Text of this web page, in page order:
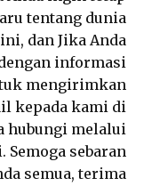
tentang dunia
dan Jika Anda
informasi
mengirimkan
kepada kami di
hubungi melalui
Semoga sebaran
semua, terima